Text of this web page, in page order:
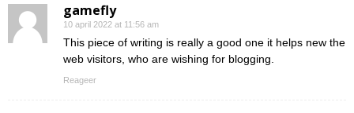
gamefly
10 april 2022 at 11:56 am
This piece of writing is really a good one it helps new the
web visitors, who are wishing for blogging.
Reageer